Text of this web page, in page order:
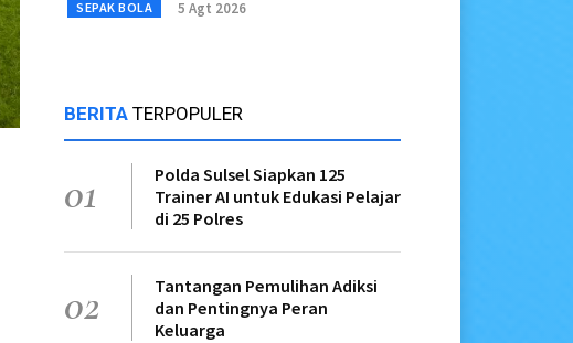
SEPAK BOLA 5 Agt 2026
BERITA TERPOPULER
01
Polda Sulsel Siapkan 125
Trainer AI untuk Edukasi Pelajar
di 25 Polres
02
Tantangan Pemulihan Adiksi
dan Pentingnya Peran
Keluarga